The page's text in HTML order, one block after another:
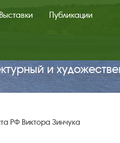
Выставки Публикации
и
РФ Виктора Зинчука